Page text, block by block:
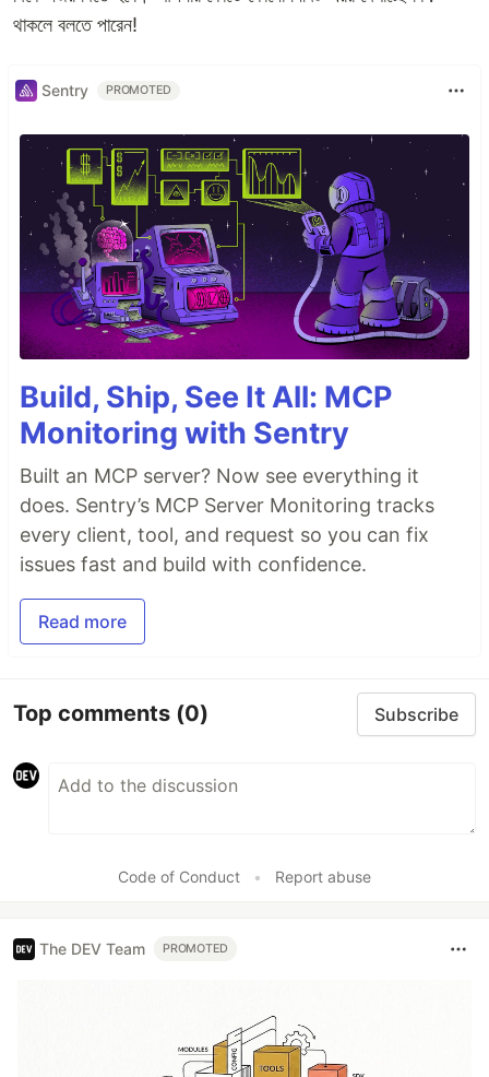
থাকলে বলতে পারেন!
Sentry PROMOTED
Build, Ship, See It All: MCP
Monitoring with Sentry
Built an MCP server? Now see everything it
does. Sentry’s MCP Server Monitoring tracks
every client, tool, and request so you can fix
issues fast and build with confidence.
Read more
Top comments (0) Subscribe
Code of Conduct • Report abuse
The DEV Team PROMOTED